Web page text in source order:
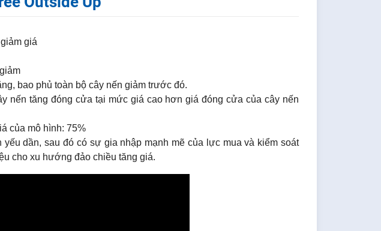
giá
bao phủ toàn bộ cây nến giảm trước đó.
nến tăng đóng cửa tại mức giá cao hơn giá đóng cửa của cây nến
của mô hình: 75%
dần, sau đó có sự gia nhập mạnh mẽ của lực mua và kiểm soát
cho xu hướng đảo chiều tăng giá.